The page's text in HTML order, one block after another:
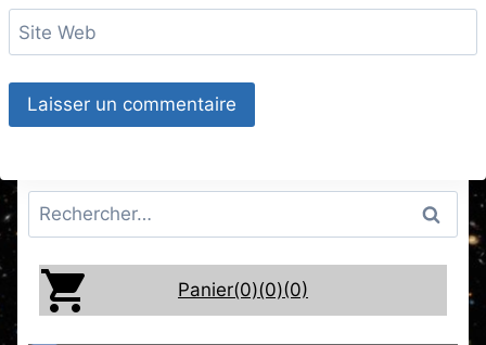
Site Web
Rechercher :
Panier(0)(0)(0)